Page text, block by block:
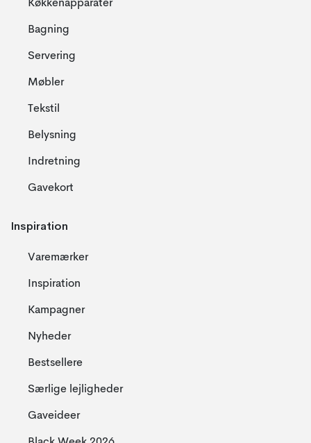
Køkkenapparater
Bagning
Servering
Møbler
Tekstil
Belysning
Indretning
Gavekort
Inspiration
Varemærker
Inspiration
Kampagner
Nyheder
Bestsellere
Særlige lejligheder
Gaveideer